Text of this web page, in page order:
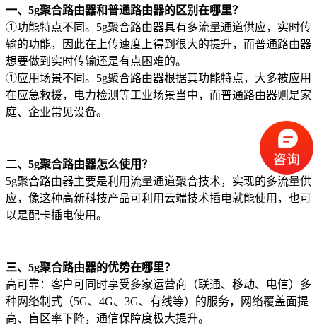
一、5g聚合路由器和普通路由器的区别在哪里？
①功能特点不同。5g聚合路由器具有多流量通道供应，实时传
输的功能，因此在上传速度上得到很大的提升，而普通路由器
想要做到实时传输还是有点困难的。
①应用场景不同。5g聚合路由器根据其功能特点，大多被应用
在应急救援，电力检测等工业场景当中，而普通路由器则是家
庭、企业常见设备。
二、5g聚合路由器怎么使用？
5g聚合路由器主要是利用流量通道聚合技术，实现的多流量供
应，像这种高新科技产品可利用云端技术插电就能使用，也可
以是配卡插电使用。
三、5g聚合路由器的优势在哪里？
高可靠：客户可同时享受多家运营商（联通、移动、电信）多
种网络制式（5G、4G、3G、有线等）的服务，网络覆盖面提
高、盲区率下降，通信保障度极大提升。